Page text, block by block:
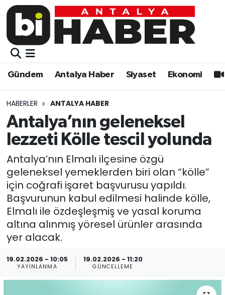
Gündem Antalya Haber Siyaset Ekonomi
HABERLER ANTALYA HABER
Antalya’nın geleneksel
lezzeti Kölle tescil yolunda
Antalya’nın Elmalı ilçesine özgü
geleneksel yemeklerden biri olan “kölle”
için coğrafi işaret başvurusu yapıldı.
Başvurunun kabul edilmesi halinde kölle,
Elmalı ile özdeşleşmiş ve yasal koruma
altına alınmış yöresel ürünler arasında
yer alacak.
19.02.2026 - 10:05
YAYINLANMA
19.02.2026 - 11:20
GÜNCELLEME
Gündem
Siyaset
Ekonomi
Video
Eğitim
Kültür-sanat
Sağlık
Spor
Teknoloji
Gündem
Siyaset
Eğitim
Ekonomi
Kültür-sanat
Sağlık
Spor
Teknoloji
Yaşam
Muratpaşa Nöbetçi Eczaneler
Muratpaşa Trafik Yoğunluk Haritası
Süper Lig Puan Durumu ve Fikstür
Tüm Manşetler
Son Dakika Haberleri
Haber Arşivi